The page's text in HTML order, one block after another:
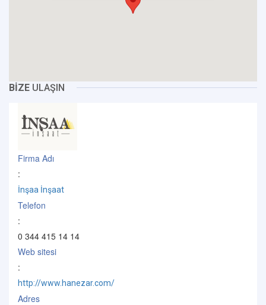
BİZE ULAŞIN
Firma Adı
:
İnşaa İnşaat
Telefon
:
0 344 415 14 14
Web sitesi
:
http://www.hanezar.com/
Adres